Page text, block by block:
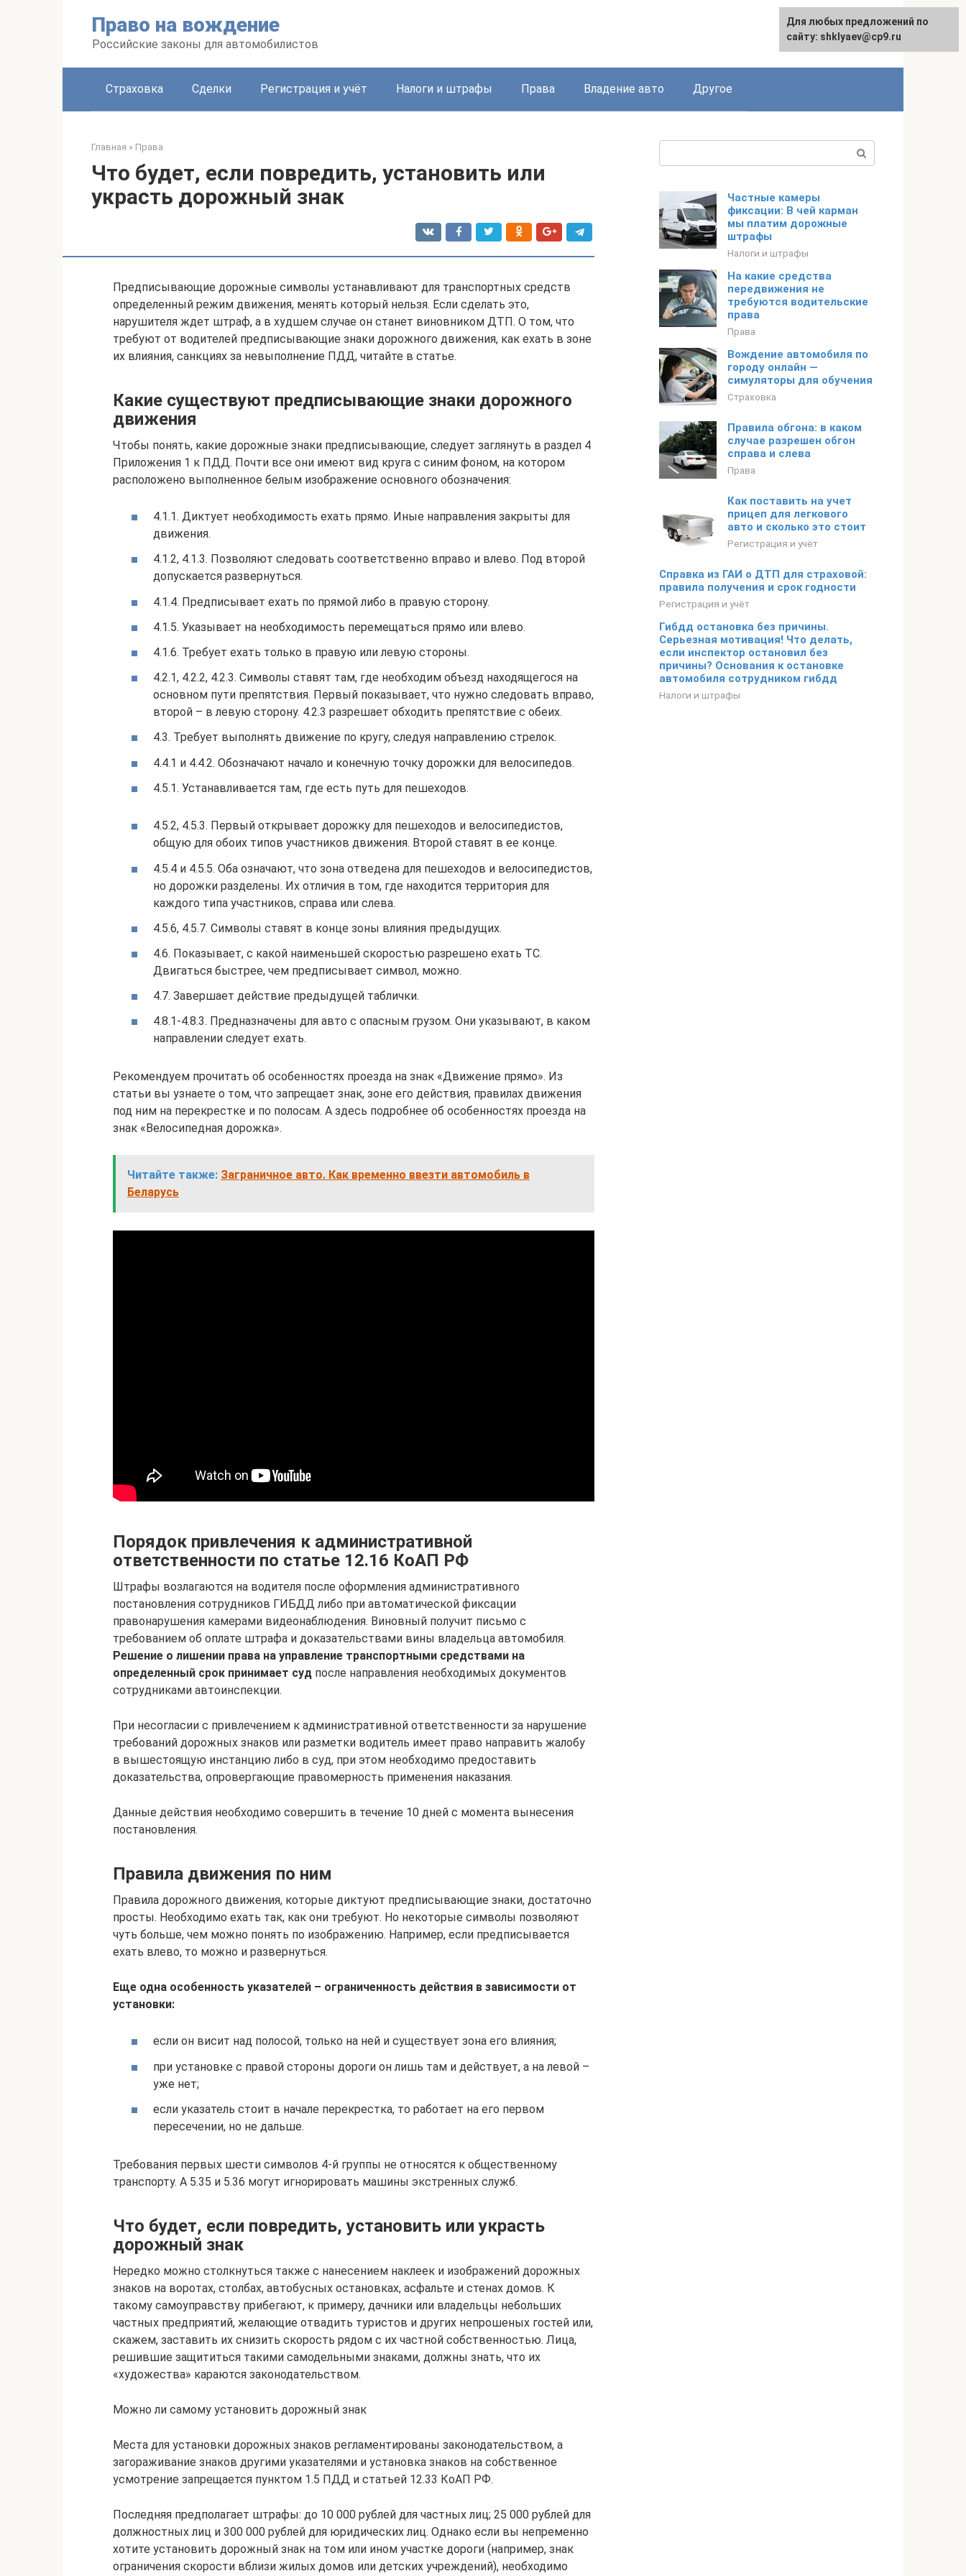
Право на вождение
Российские законы для автомобилистов
Страховка Сделки Регистрация и учёт Налоги и штрафы Права Владение авто Другое
Главная » Права
Что будет, если повредить, установить или
украсть дорожный знак
Предписывающие дорожные символы устанавливают для транспортных средств
определенный режим движения, менять который нельзя. Если сделать это,
нарушителя ждет штраф, а в худшем случае он станет виновником ДТП. О том, что
требуют от водителей предписывающие знаки дорожного движения, как ехать в зоне
их влияния, санкциях за невыполнение ПДД, читайте в статье.
Какие существуют предписывающие знаки дорожного
движения
Чтобы понять, какие дорожные знаки предписывающие, следует заглянуть в раздел 4
Приложения 1 к ПДД. Почти все они имеют вид круга с синим фоном, на котором
расположено выполненное белым изображение основного обозначения:
4.1.1. Диктует необходимость ехать прямо. Иные направления закрыты для
движения.
4.1.2, 4.1.3. Позволяют следовать соответственно вправо и влево. Под второй
допускается развернуться.
4.1.4. Предписывает ехать по прямой либо в правую сторону.
4.1.5. Указывает на необходимость перемещаться прямо или влево.
4.1.6. Требует ехать только в правую или левую стороны.
4.2.1, 4.2.2, 4.2.3. Символы ставят там, где необходим объезд находящегося на
основном пути препятствия. Первый показывает, что нужно следовать вправо,
второй – в левую сторону. 4.2.3 разрешает обходить препятствие с обеих.
4.3. Требует выполнять движение по кругу, следуя направлению стрелок.
4.4.1 и 4.4.2. Обозначают начало и конечную точку дорожки для велосипедов.
4.5.1. Устанавливается там, где есть путь для пешеходов.
4.5.2, 4.5.3. Первый открывает дорожку для пешеходов и велосипедистов,
общую для обоих типов участников движения. Второй ставят в ее конце.
4.5.4 и 4.5.5. Оба означают, что зона отведена для пешеходов и велосипедистов,
но дорожки разделены. Их отличия в том, где находится территория для
каждого типа участников, справа или слева.
4.5.6, 4.5.7. Символы ставят в конце зоны влияния предыдущих.
4.6. Показывает, с какой наименьшей скоростью разрешено ехать ТС.
Двигаться быстрее, чем предписывает символ, можно.
4.7. Завершает действие предыдущей таблички.
4.8.1-4.8.3. Предназначены для авто с опасным грузом. Они указывают, в каком
направлении следует ехать.
Рекомендуем прочитать об особенностях проезда на знак «Движение прямо». Из
статьи вы узнаете о том, что запрещает знак, зоне его действия, правилах движения
под ним на перекрестке и по полосам. А здесь подробнее об особенностях проезда на
знак «Велосипедная дорожка».
Читайте также: Заграничное авто. Как временно ввезти автомобиль в
Беларусь
Порядок привлечения к административной
ответственности по статье 12.16 КоАП РФ
Штрафы возлагаются на водителя после оформления административного
постановления сотрудников ГИБДД либо при автоматической фиксации
правонарушения камерами видеонаблюдения. Виновный получит письмо с
требованием об оплате штрафа и доказательствами вины владельца автомобиля.
Решение о лишении права на управление транспортными средствами на
определенный срок принимает суд после направления необходимых документов
сотрудниками автоинспекции.
При несогласии с привлечением к административной ответственности за нарушение
требований дорожных знаков или разметки водитель имеет право направить жалобу
в вышестоящую инстанцию либо в суд, при этом необходимо предоставить
доказательства, опровергающие правомерность применения наказания.
Данные действия необходимо совершить в течение 10 дней с момента вынесения
постановления.
Правила движения по ним
Правила дорожного движения, которые диктуют предписывающие знаки, достаточно
просты. Необходимо ехать так, как они требуют. Но некоторые символы позволяют
чуть больше, чем можно понять по изображению. Например, если предписывается
ехать влево, то можно и развернуться.
Еще одна особенность указателей – ограниченность действия в зависимости от
установки:
если он висит над полосой, только на ней и существует зона его влияния;
при установке с правой стороны дороги он лишь там и действует, а на левой –
уже нет;
если указатель стоит в начале перекрестка, то работает на его первом
пересечении, но не дальше.
Требования первых шести символов 4-й группы не относятся к общественному
транспорту. А 5.35 и 5.36 могут игнорировать машины экстренных служб.
Что будет, если повредить, установить или украсть
дорожный знак
Нередко можно столкнуться также с нанесением наклеек и изображений дорожных
знаков на воротах, столбах, автобусных остановках, асфальте и стенах домов. К
такому самоуправству прибегают, к примеру, дачники или владельцы небольших
частных предприятий, желающие отвадить туристов и других непрошеных гостей или,
скажем, заставить их снизить скорость рядом с их частной собственностью. Лица,
решившие защититься такими самодельными знаками, должны знать, что их
«художества» караются законодательством.
Можно ли самому установить дорожный знак
Места для установки дорожных знаков регламентированы законодательством, а
загораживание знаков другими указателями и установка знаков на собственное
усмотрение запрещается пунктом 1.5 ПДД и статьей 12.33 КоАП РФ.
Последняя предполагает штрафы: до 10 000 рублей для частных лиц; 25 000 рублей для
должностных лиц и 300 000 рублей для юридических лиц. Однако если вы непременно
хотите установить дорожный знак на том или ином участке дороги (например, знак
ограничения скорости вблизи жилых домов или детских учреждений), необходимо
Частные камеры
фиксации: В чей карман
мы платим дорожные
штрафы
Налоги и штрафы
На какие средства
передвижения не
требуются водительские
права
Права
Вождение автомобиля по
городу онлайн —
симуляторы для обучения
Страховка
Правила обгона: в каком
случае разрешен обгон
справа и слева
Права
Как поставить на учет
прицеп для легкового
авто и сколько это стоит
Регистрация и учёт
Справка из ГАИ о ДТП для страховой:
правила получения и срок годности
Регистрация и учёт
Гибдд остановка без причины.
Серьезная мотивация! Что делать,
если инспектор остановил без
причины? Основания к остановке
автомобиля сотрудником гибдд
Налоги и штрафы
Для любых предложений по
сайту: shklyaev@cp9.ru